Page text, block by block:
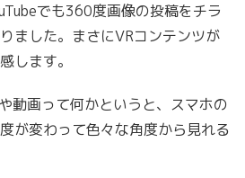
でも360度画像の投稿をチラ
ました。まさにVRコンテンツが
します。
動画って何かというと、スマホの
が変わって色々な角度から見れる